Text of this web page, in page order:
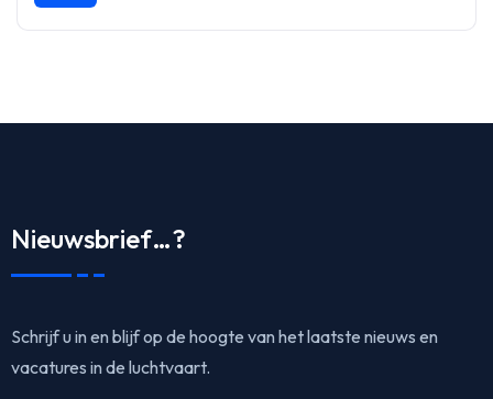
Nieuwsbrief…?
Schrijf u in en blijf op de hoogte van het laatste nieuws en
vacatures in de luchtvaart.